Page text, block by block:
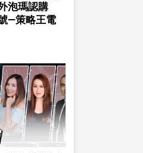
泡瑪認購
—策略王電